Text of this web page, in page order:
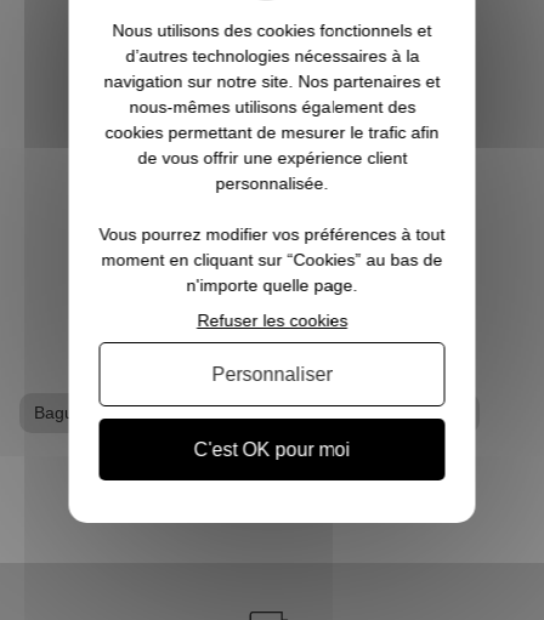
Depuis sa première parution en 1997, et
plus encore avec l’arrivée du film en 2001,
le phénomène Harry Potter a conquis la
culture mondiale. La Pottermania nous a
tous et toutes touchées. Qui n’a pas
attendu, fébrilement, le jour de s...
VOIR L'ARTICLE
Baguette Harry Potter Produits dérivés Harry Potter
Nous utilisons des cookies fonctionnels et
d’autres technologies nécessaires à la
navigation sur notre site. Nos partenaires et
nous-mêmes utilisons également des
cookies permettant de mesurer le trafic afin
de vous offrir une expérience client
personnalisée.
Vous pourrez modifier vos préférences à tout
moment en cliquant sur “Cookies” au bas de
n'importe quelle page.
C'est OK pour moi
Refuser les cookies
Personnaliser